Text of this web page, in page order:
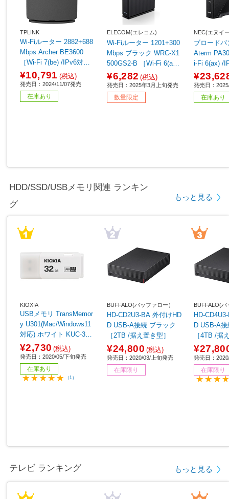
TPLINK
Wi-Fiルーター 2882+688
Mbps Archer BE3600
［Wi-Fi 7(be) /IPv6対
応］
¥10,791 (税込)
発売日：2024/11/07発売
在庫あり
ELECOM(エレコム)
Wi-Fiルーター 1201+300
Mbps ブラック WRC-X1
500GS2-B ［Wi-Fi 6(ax)
/IPv6対応］ 【sof001】
¥6,282 (税込)
発売日：2025年3月上旬発売
数量限定
NEC(エヌイ
ブロード
Aterm PA3000D4AX ［W
i-Fi 6(ax) /
発売日：
在庫あり
HDD/SSD/USBメモリ関連 ランキン
グ
もっと見る
KIOXIA
USBメモリ TransMemor
y U301(Mac/Windows11
対応) ホワイト KUC-3A0
32GW ［32GB /USB Typ
eA /USB3.2 /キャップ
式］
¥2,730 (税込)
発売日：2020/05/下旬発売
在庫あり
（1）
BUFFALO(バッファロー）
HD-CD2U3-BA 外付けHD
D USB-A接続 ブラック
［2TB /据え置き型］
¥24,800 (税込)
発売日：2020/03/上旬発売
在庫限り
BUFFALO(バ
HD-
D USB-A接続 ブ
［4TB /据
64】
発売日：
在庫限り
テレビ ランキング もっと見る